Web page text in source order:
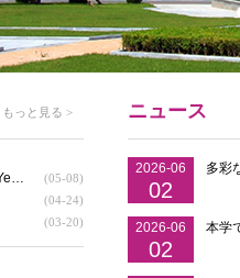
もっと見る >
DUFL Chinese Government Scholarship (Year 2016-2017)) (05-08)
(04-24)
(03-20)
ニュース
2026-06
02
多彩
2026-06
02
本学